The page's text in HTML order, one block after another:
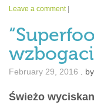
Leave a comment |
February 29, 2016 by
Świeżo